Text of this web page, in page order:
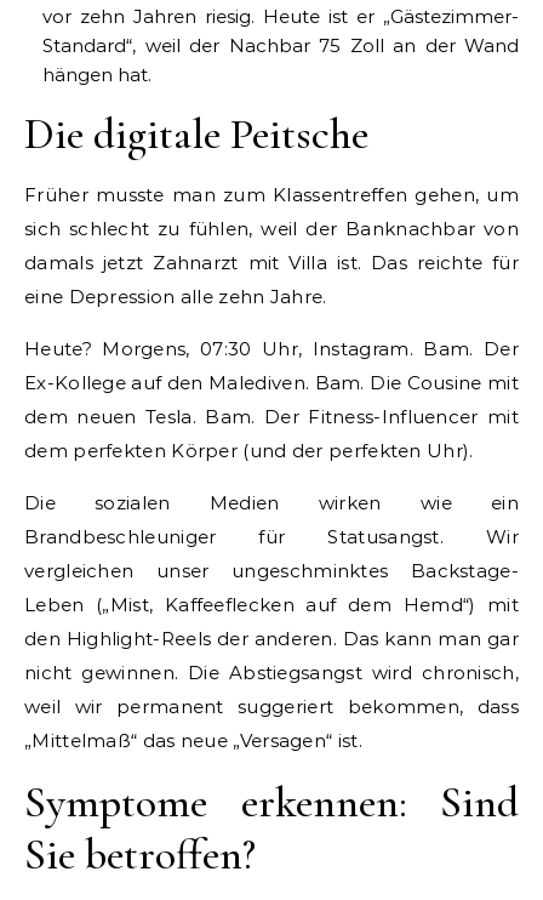
vor zehn Jahren riesig. Heute ist er „Gästezimmer-
Standard“, weil der Nachbar 75 Zoll an der Wand
hängen hat.
Die digitale Peitsche
Früher musste man zum Klassentreffen gehen, um
sich schlecht zu fühlen, weil der Banknachbar von
damals jetzt Zahnarzt mit Villa ist. Das reichte für
eine Depression alle zehn Jahre.
Heute? Morgens, 07:30 Uhr, Instagram. Bam. Der
Ex-Kollege auf den Malediven. Bam. Die Cousine mit
dem neuen Tesla. Bam. Der Fitness-Influencer mit
dem perfekten Körper (und der perfekten Uhr).
Die sozialen Medien wirken wie ein
Brandbeschleuniger für Statusangst. Wir
vergleichen unser ungeschminktes Backstage-
Leben („Mist, Kaffeeflecken auf dem Hemd“) mit
den Highlight-Reels der anderen. Das kann man gar
nicht gewinnen. Die Abstiegsangst wird chronisch,
weil wir permanent suggeriert bekommen, dass
„Mittelmaß“ das neue „Versagen“ ist.
Symptome erkennen: Sind
Sie betroffen?